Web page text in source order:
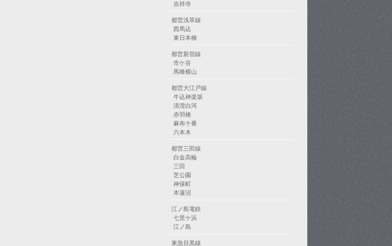
吉祥寺
都営浅草線
西馬込
東日本橋
都営新宿線
市ケ谷
馬喰横山
都営大江戸線
牛込神楽坂
清澄白河
赤羽橋
麻布十番
六本木
都営三田線
白金高輪
三田
芝公園
神保町
本蓮沼
江ノ島電鉄
七里ケ浜
江ノ島
東急目黒線